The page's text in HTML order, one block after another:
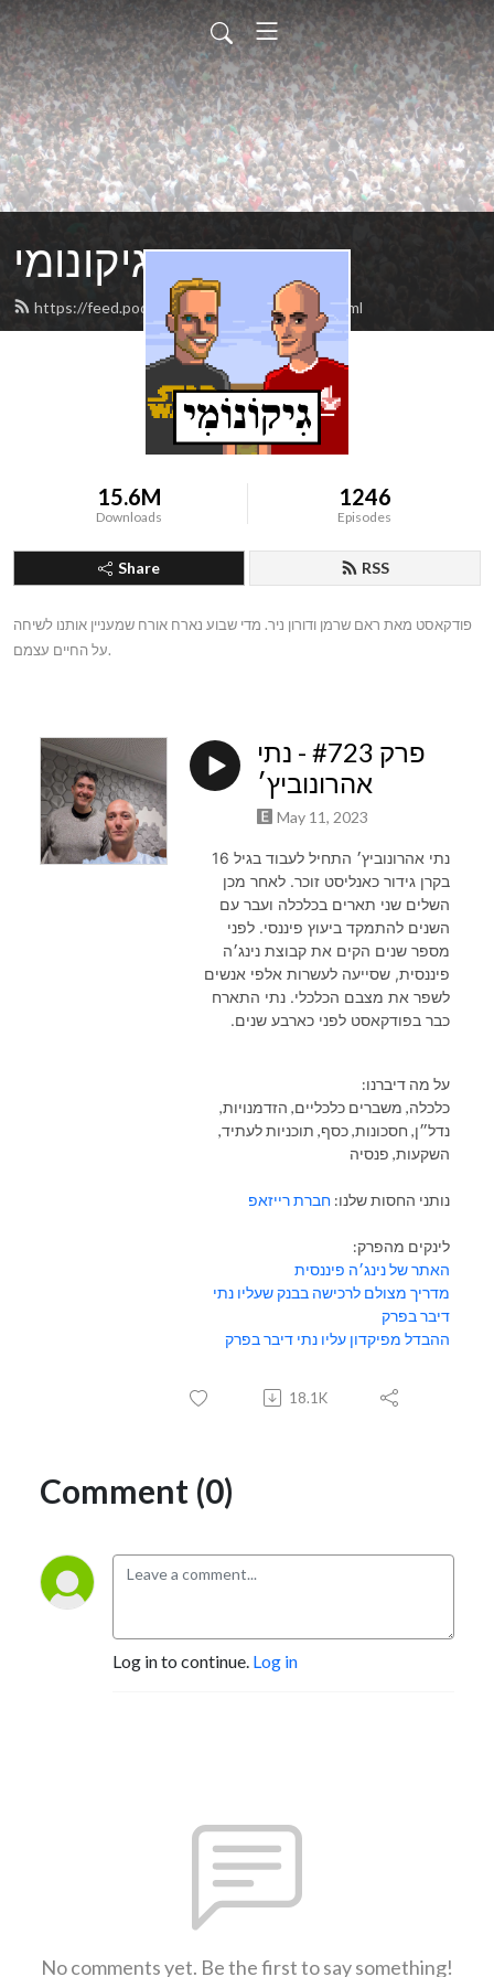
גיקונומי
https://feed.podbean.com/geekonomy/feed.xml
15.6M
Downloads
1246
Episodes
Share RSS
פודקאסט מאת ראם שרמן ודורון ניר. מדי שבוע נארח אורח שמעניין אותנו לשיחה
על החיים עצמם.
פרק #723 - נתי
אהרונוביץ׳
May 11, 2023
נתי אהרונוביץ׳ התחיל לעבוד בגיל 16
בקרן גידור כאנליסט זוכר. לאחר מכן
השלים שני תארים בכלכלה ועבר עם
השנים להתמקד ביעוץ פיננסי. לפני
מספר שנים הקים את קבוצת נינג׳ה
פיננסית, שסייעה לעשרות אלפי אנשים
לשפר את מצבם הכלכלי. נתי התארח
כבר בפודקאסט לפני כארבע שנים.
על מה דיברנו:
כלכלה, משברים כלכליים, הזדמנויות,
נדל״ן, חסכונות, כסף, תוכניות לעתיד,
השקעות, פנסיה
נותני החסות שלנו: חברת רייזאפ
לינקים מהפרק:
האתר של נינג׳ה פיננסית
מדריך מצולם לרכישה בבנק שעליו נתי
דיבר בפרק
ההבדל מפיקדון עליו נתי דיבר בפרק
18.1K
Comment (0)
Log in to continue. Log in
No comments yet. Be the first to say something!